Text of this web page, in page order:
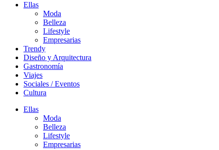
Ellas
Moda
Belleza
Lifestyle
Empresarias
Trendy
Diseño y Arquitectura
Gastronomía
Viajes
Sociales / Eventos
Cultura
Ellas
Moda
Belleza
Lifestyle
Empresarias